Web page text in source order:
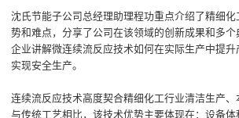
沈氏节能子公司总经理助理程功重点介绍了精细
势和难点，分享了公司在该领域的创新成果和多
企业讲解微连续流反应技术如何在实际生产中提升
实现安全生产。
连续流反应技术高度契合精细化工行业清洁生产、
与传统工艺相比，该技术优势主要体现在：设备